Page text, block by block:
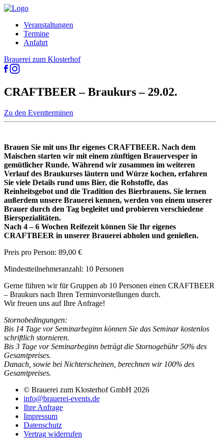
Veranstaltungen
Termine
Anfahrt
Brauerei zum Klosterhof
CRAFTBEER – Braukurs – 29.02.
Zu den Eventterminen
Brauen Sie mit uns Ihr eigenes CRAFTBEER. Nach dem
Maischen starten wir mit einem zünftigen Brauervesper in
gemütlicher Runde. Während wir zusammen im weiteren
Verlauf des Braukurses läutern und Würze kochen, erfahren
Sie viele Details rund ums Bier, die Rohstoffe, das
Reinheitsgebot und die Tradition des Bierbrauens. Sie lernen
außerdem unsere Brauerei kennen, werden von einem unserer
Brauer durch den Tag begleitet und probieren verschiedene
Bierspezialitäten.
Nach 4 – 6 Wochen Reifezeit können Sie Ihr eigenes
CRAFTBEER in unserer Brauerei abholen und genießen.
Preis pro Person: 89,00 €
Mindestteilnehmeranzahl: 10 Personen
Gerne führen wir für Gruppen ab 10 Personen einen CRAFTBEER
– Braukurs nach Ihren Terminvorstellungen durch.
Wir freuen uns auf Ihre Anfrage!
Stornobedingungen:
Bis 14 Tage vor Seminarbeginn können Sie das Seminar kostenlos
schriftlich stornieren.
Bis 3 Tage vor Seminarbeginn beträgt die Stornogebühr 50% des
Gesamtpreises.
Danach, sowie bei Nichterscheinen, berechnen wir 100% des
Gesamtpreises.
© Brauerei zum Klosterhof GmbH 2026
info@brauerei-events.de
Ihre Anfrage
Impressum
Datenschutz
Vertrag widerrufen